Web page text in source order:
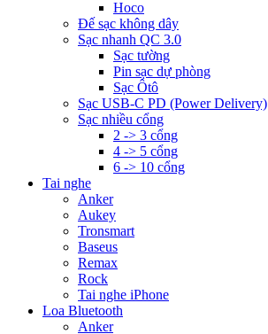
Hoco
Đế sạc không dây
Sạc nhanh QC 3.0
Sạc tường
Pin sạc dự phòng
Sạc Ôtô
Sạc USB-C PD (Power Delivery)
Sạc nhiều cổng
2 -> 3 cổng
4 -> 5 cổng
6 -> 10 cổng
Tai nghe
Anker
Aukey
Tronsmart
Baseus
Remax
Rock
Tai nghe iPhone
Loa Bluetooth
Anker